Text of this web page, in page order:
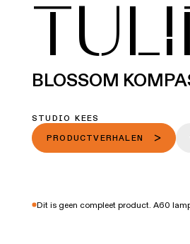
BLOSSOM
STUDIO KEES
PRODUCTVERHALEN
Dit is geen compleet product. A60